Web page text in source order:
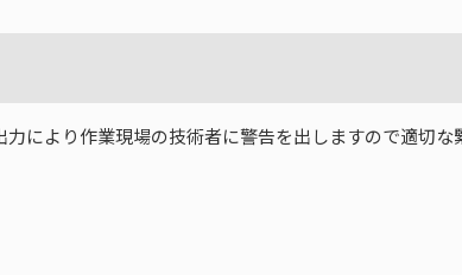
により作業現場の技術者に警告を出しますので適切な